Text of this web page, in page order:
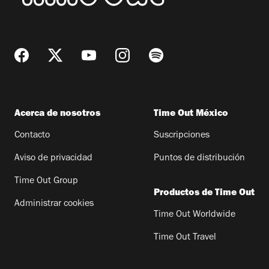
Acerca de nosotros
Contacto
Aviso de privacidad
Time Out Group
Administrar cookies
Time Out México
Suscripciones
Puntos de distribución
Productos de Time Out
Time Out Worldwide
Time Out Travel